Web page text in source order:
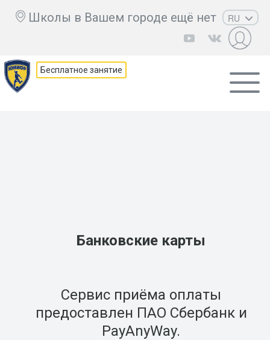
Школы в Вашем городе ещё нет
RU
EN
KZ
AZ
Бесплатное занятие
Банковские карты
Сервис приёма оплаты
предоставлен ПАО Сбербанк и
PayAnyWay.